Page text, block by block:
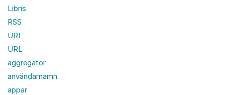
Libris
RSS
URI
URL
aggregator
användarnamn
appar